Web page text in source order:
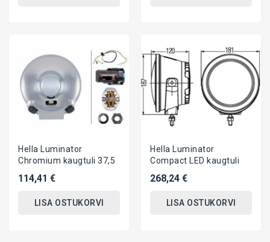
Hella Luminator
Chromium kaugtuli 37,5
114,41 €
LISA OSTUKORVI
Hella Luminator
Compact LED kaugtuli
268,24 €
LISA OSTUKORVI